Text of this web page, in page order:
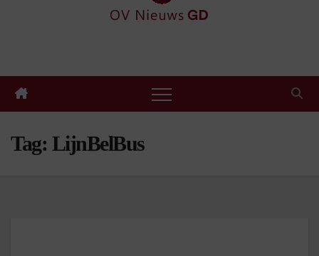
Tag: LijnBelBus